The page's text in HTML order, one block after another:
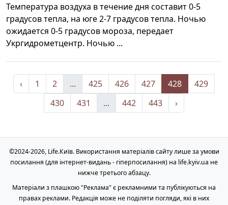
Температура воздуха в течение дня составит 0-5
градусов тепла, на юге 2-7 градусов тепла. Ночью
ожидается 0-5 градусов мороза, передает
Укргидрометцентр. Ночью ...
‹ 1 2 ... 425 426 427 428
429
430
431 ... 442 443 ›
©2024-2026, Life.Київ. Використання матеріалів сайту лише за умови
посилання (для інтернет-видань - гіперпосилання) на life.kyiv.ua не
нижче третього абзацу.
Матеріали з плашкою "Реклама" є рекламними та публікуються на
правах реклами. Редакція може не поділяти погляди, які в них